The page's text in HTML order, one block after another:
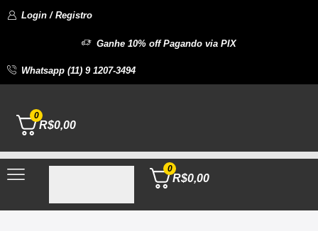
Login / Registro
Ganhe 10% off Pagando via PIX
Whatsapp (11) 9 1207-3494
0
R$0,00
0
R$0,00